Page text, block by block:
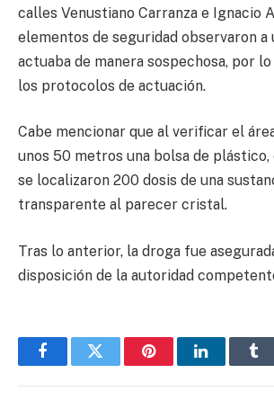
calles Venustiano Carranza e Ignacio
elementos de seguridad observaron a
actuaba de manera sospechosa, por
los protocolos de actuación.
Cabe mencionar que al verificar el
unos 50 metros una bolsa de
se localizaron 200 dosis de una
transparente al parecer cristal.
Tras lo anterior, la droga fue
disposición de la autoridad
FacebookTwitter PinterestLinkedIn